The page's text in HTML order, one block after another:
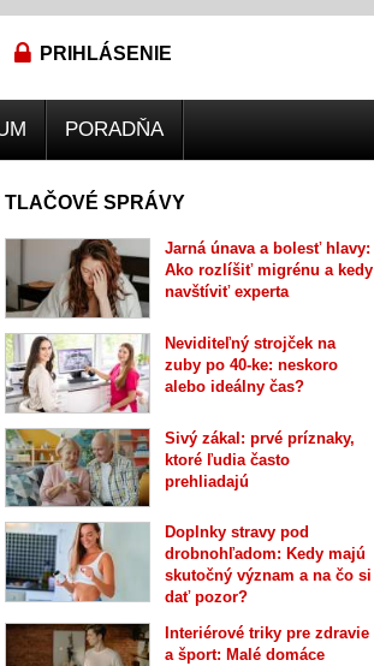
PRIHLÁSENIE
PORADŇA
TLAČOVÉ SPRÁVY
Jarná únava a bolesť hlavy:
Ako rozlíšiť migrénu a kedy
navštíviť experta
Neviditeľný strojček na
zuby po 40-ke: neskoro
alebo ideálny čas?
Sivý zákal: prvé príznaky,
ktoré ľudia často
prehliadajú
Doplnky stravy pod
drobnohľadom: Kedy majú
skutočný význam a na čo si
dať pozor?
Interiérové triky pre zdravie
a šport: Malé domáce